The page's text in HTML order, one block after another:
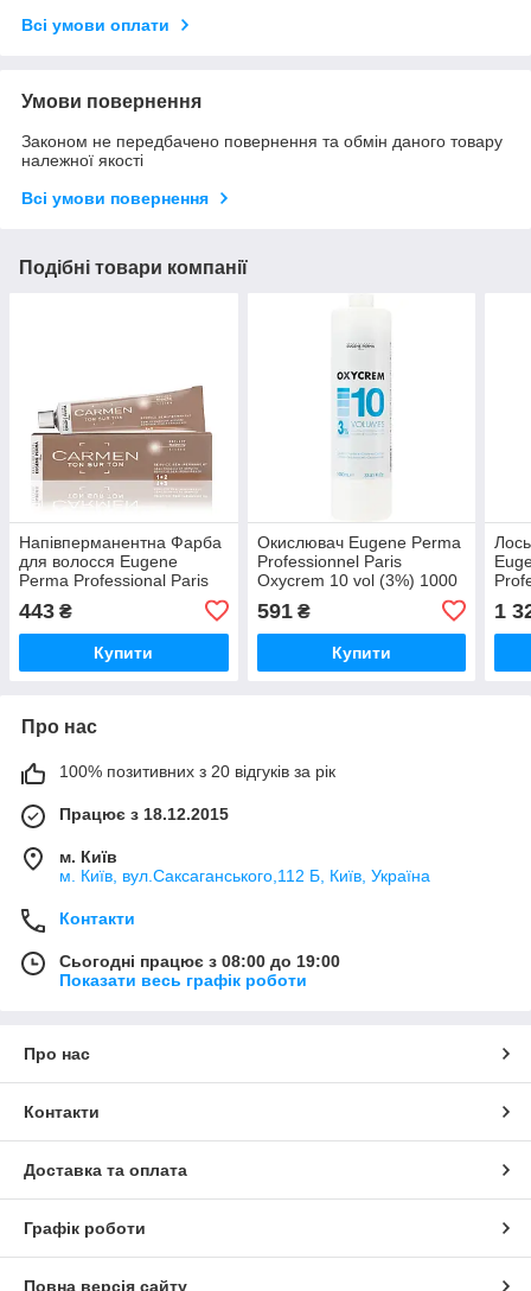
Всі умови оплати
Умови повернення
Законом не передбачено повернення та обмін даного товару
належної якості
Всі умови повернення
Подібні товари компанії
Напівперманентна Фарба
для волосся Eugene
Perma Professional Paris
Темний Шатен 60 мл
443 ₴
Купити
Окислювач Eugene Perma
Professionnel Paris
Oxycrem 10 vol (3%) 1000
591₴
Купити
150
1
Про нас
100% позитивних з 20 відгуків за рік
Працює з 18.12.2015
м. Київ
м. Київ, вул.Саксаганського,112 Б, Київ, Україна
Контакти
Сьогодні працює з 08:00 до 19:00
Показати весь графік роботи
Про нас
Контакти
Доставка та оплата
Графік роботи
Повна версія сайту